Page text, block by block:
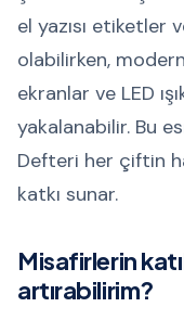
el yazısı etiketler
olabilirken,
ekranlar ve LED
yakalanabilir. Bu
Defteri her çiftin
katkı sunar.
Misafirlerin
artırabilirim?